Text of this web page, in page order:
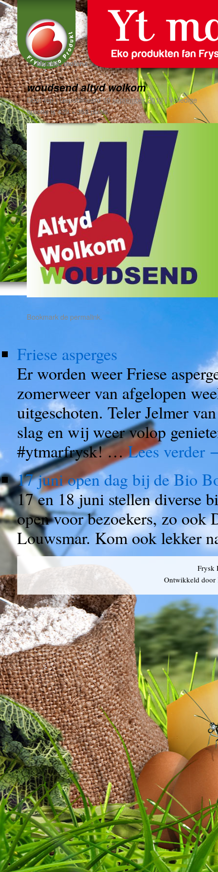
←Muziek, molens, markt en meer in Woudsend
woudsend altyd wolkom
Doorfep|Gepubliceerd10 september 2013 | Volledige
grootte is439 × 398pixels
Bookmark de permalink.
Friese asperges
Er worden weer Friese
zomerweer van afgelopen
uitgeschoten. Teler Jelmer
slag en wij weer volop
#ytmarfrysk! …Lees verder
17 juni open dag bij de Bio
17 en 18 juni stellen diverse
open voor bezoekers, zo ook
Louwsmar. Kom ook lekker
Frysk
Ontwikkeld door